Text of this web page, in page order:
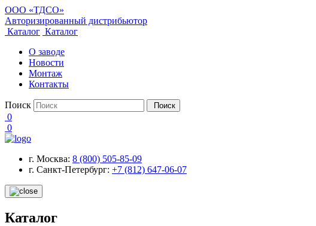
ООО «ТДСО»
Авторизированный дистрибьютор
Каталог Каталог
О заводе
Новости
Монтаж
Контакты
Поиск Поиск
0
0
г. Москва: 8 (800) 505-85-09
г. Санкт-Петербург: +7 (812) 647-06-07
Каталог